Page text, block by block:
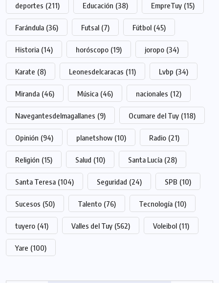
deportes (211) Educación (38) EmpreTuy (15)
Farándula (36) Futsal (7) Fútbol (45)
Historia (14) horóscopo (19) joropo (34)
Karate (8) Leonesdelcaracas (11) Lvbp (34)
Miranda (46) Música (46) nacionales (12)
Navegantesdelmagallanes (9) Ocumare del Tuy (118)
Opinión (94) planetshow (10) Radio (21)
Religión (15) Salud (10) Santa Lucía (28)
Santa Teresa (104) Seguridad (24) SPB (10)
Sucesos (50) Talento (76) Tecnología (10)
tuyero (41) Valles del Tuy (562) Voleibol (11)
Yare (100)